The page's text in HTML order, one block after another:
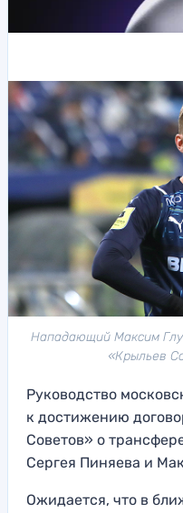
Нападающий Максим
«Крыльев
Руководство
к достижению
Советов» о
Сергея Пиняева и
Ожидается, что в